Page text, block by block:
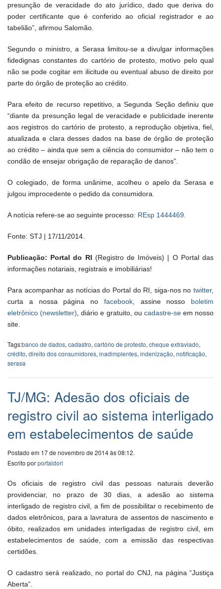
presunção de veracidade do ato jurídico, dado que deriva do
poder certificante que é conferido ao oficial registrador e ao
tabelião”, afirmou Salomão.
Segundo o ministro, a Serasa limitou-se a divulgar informações
fidedignas constantes do cartório de protesto, motivo pelo qual
não se pode cogitar em ilicitude ou eventual abuso de direito por
parte do órgão de proteção ao crédito.
Para efeito de recurso repetitivo, a Segunda Seção definiu que
“diante da presunção legal de veracidade e publicidade inerente
aos registros do cartório de protesto, a reprodução objetiva, fiel,
atualizada e clara desses dados na base de órgão de proteção
ao crédito – ainda que sem a ciência do consumidor – não tem o
condão de ensejar obrigação de reparação de danos”.
O colegiado, de forma unânime, acolheu o apelo da Serasa e
julgou improcedente o pedido da consumidora.
A notícia refere-se ao seguinte processo: REsp 1444469
Fonte: STJ | 17/11/2014.
Publicação: Portal do RI (Registro de Imóveis) | O Portal das
informações notariais, registrais e imobiliárias!
Para acompanhar as notícias do Portal do RI, siga-nos no twitter,
curta a nossa página no facebook, assine nosso boletim
eletrônico (newsletter) , diário e gratuito, ou cadastre-seem nosso
site.
Tags:banco de dados, cadastro, cartório de protesto, cheque extraviado,
crédito, direito dos consumidores, inadimplentes, indenização, notificação,
serasa
TJ/MG: Adesão dos oficiais de
registro civil ao sistema interligado
em estabelecimentos de saúde
Postado em 17 de novembro de 2014 às 08:12.
Escrito porportaldori
Os oficiais de registro civil das pessoas naturais deverão
providenciar, no prazo de 30 dias, a adesão ao sistema
interligado de registro civil, a fim de possibilitar o recebimento de
dados eletrônicos, para a lavratura de assentos de nascimento e
óbito, realizados em unidades interligadas de registro civil, em
estabelecimentos de saúde, com a emissão das respectivas
certidões.
O cadastro será realizado, no portal do CNJ, na página “Justiça
Aberta”.